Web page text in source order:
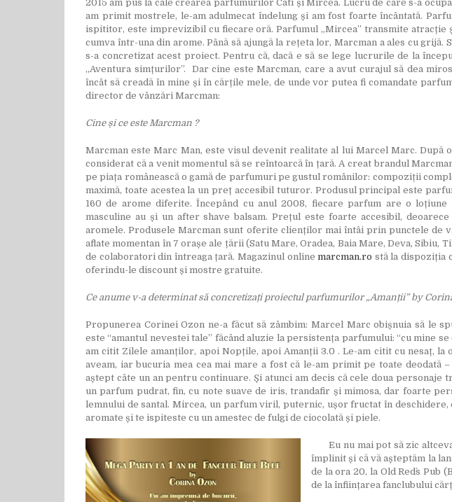
2015 am pus la cale crearea parfumurilor Cati și Mircea. Lucru de care s-a
am primit mostrele, le-am adulmecat îndelung și am fost foarte încântată.
ispititor, este imprevizibil cu fiecare oră. Parfumul „Mircea” transmite atracție
cumva într-una din arome. Până să ajungă la rețeta lor, Marcman a ales cu grijă.
s-a concretizat acest proiect. Pentru că, dacă e să se lege lucrurile de la
„Aventura simțurilor”. Dar cine este Marcman, care a avut curajul să dea
încât să creadă în mine și în cărțile mele, de unde vor putea fi comandate
director de vânzări Marcman:
Cine și ce este Marcman ?
Marcman este Marc Man, este visul devenit realitate al lui Marcel Marc. După
considerat că a venit momentul să se reîntoarcă în țară. A creat brandul
pe piața românească o gamă de parfumuri pe gustul românilor: compoziții
maximă, toate acestea la un preț accesibil tuturor. Produsul principal este
160 de arome diferite. Începând cu anul 2008, fiecare parfum are o
masculine au și un after shave balsam. Prețul este foarte accesibil,
aromele. Produsele Marcman sunt oferite clienților mai întâi prin punctele de
aflate momentan în 7 orașe ale țării (Satu Mare, Oradea, Baia Mare, Deva, Sibiu,
de colaboratori din întreaga țară. Magazinul onlinemarcman.ro stă la dispoziția
oferindu-le discount și mostre gratuite.
Ce anume v-a determinat să concretizați proiectul parfumurilor „Amanții” by
Propunerea Corinei Ozon ne-a făcut să zâmbim: Marcel Marc obișnuia să le
este “amantul nevestei tale” făcând aluzie la persistența parfumului: “cu mine
am citit Zilele amanților, apoi Nopțile, apoi Amanții 3.0 . Le-am citit cu nesaț,
aveam, iar bucuria mea cea mai mare a fost că le-am primit pe toate deodată
aștept câte un an pentru continuare. Și atunci am decis că cele doua personaje
un parfum pudrat, fin, cu note suave de iris, trandafir și mimosa, dar foarte
lemnului de santal. Mircea, un parfum viril, puternic, ușor fructat în
aromate și te ispiteste cu un amestec de fulgi de ciocolată și piele.
Eu nu mai pot să zic
împlinit și că vă așteptăm la
de la ora 20, la Old Red`s Pub
de la înființarea fanclubului